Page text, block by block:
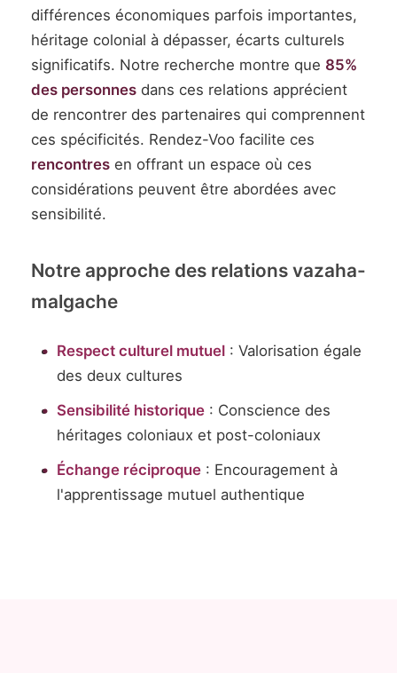
différences économiques parfois importantes,
héritage colonial à dépasser, écarts culturels
significatifs. Notre recherche montre que 85%
des personnes dans ces relations apprécient
de rencontrer des partenaires qui comprennent
ces spécificités. Rendez-Voo facilite ces
rencontres en offrant un espace où ces
considérations peuvent être abordées avec
sensibilité.
Notre approche des relations vazaha-
malgache
Respect culturel mutuel: Valorisation égale
des deux cultures
Sensibilité historique: Conscience des
héritages coloniaux et post-coloniaux
Échange réciproque: Encouragement à
l'apprentissage mutuel authentique